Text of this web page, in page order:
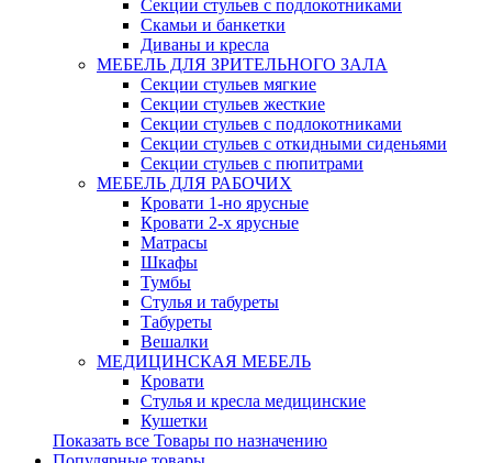
Секции стульев с подлокотниками
Скамьи и банкетки
Диваны и кресла
МЕБЕЛЬ ДЛЯ ЗРИТЕЛЬНОГО ЗАЛА
Секции стульев мягкие
Секции стульев жесткие
Секции стульев с подлокотниками
Секции стульев с откидными сиденьями
Секции стульев с пюпитрами
МЕБЕЛЬ ДЛЯ РАБОЧИХ
Кровати 1-но ярусные
Кровати 2-х ярусные
Матрасы
Шкафы
Тумбы
Стулья и табуреты
Табуреты
Вешалки
МЕДИЦИНСКАЯ МЕБЕЛЬ
Кровати
Стулья и кресла медицинские
Кушетки
Показать все Товары по назначению